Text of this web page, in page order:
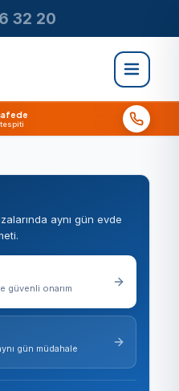
32 20
aynı gün evde
güvenli onarım
gün müdahale